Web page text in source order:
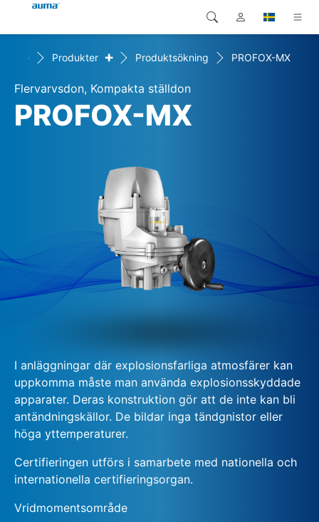
Produkter
Lösningar
Global
Europa
Nordamerika
Sök
Home Produkter + Produktsökning PROFOX-MX
Flervarvsdon, Kompakta ställdon
PROFOX-MX
I anläggningar där explosionsfarliga atmosfärer kan
uppkomma måste man använda explosionsskyddade
apparater. Deras konstruktion gör att de inte kan bli
antändningskällor. De bildar inga tändgnistor eller
höga yttemperaturer.
Certifieringen utförs i samarbete med nationella och
internationella certifieringsorgan.
Vridmomentsområde